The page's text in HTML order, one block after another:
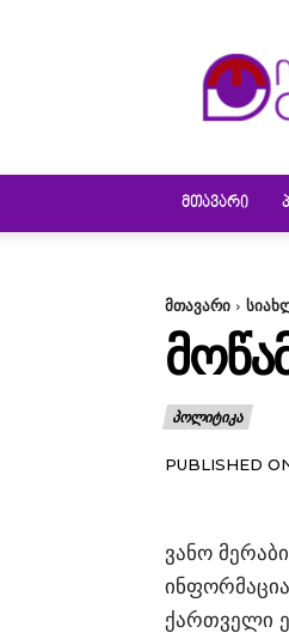
ᲛᲗᲐᲕᲐᲠᲘ
მთავარი
ᲞᲝᲚᲘᲢᲘᲙᲐ
PUBLISHED
ვანო
ქართველი